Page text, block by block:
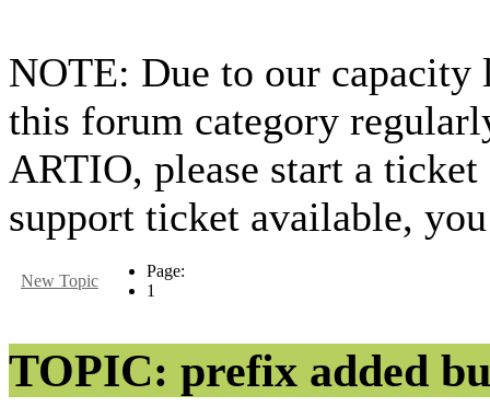
NOTE: Due to our
this forum category
ARTIO, please start a
support ticket available,
New Topic
Page:
1
TOPIC: prefix added